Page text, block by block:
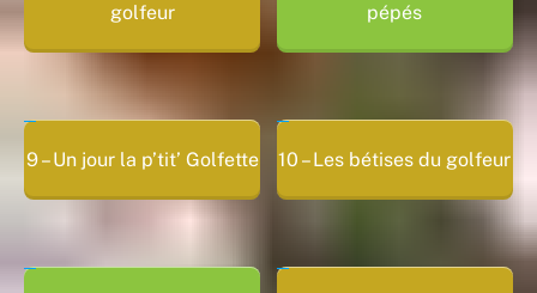
golfeur
pépés
9 – Un jour la p’tit’ Golfette 10 – Les bétises du golfeur